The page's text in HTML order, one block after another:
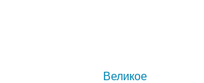
Великое